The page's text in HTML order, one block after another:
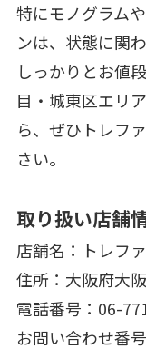
特にモノグラム
ンは、状態に関
しっかりとお値
目・城東区エリ
ら、ぜひトレフ
さい。
取り扱い店舗
店舗名：トレフ
住所：大阪府大
電話番号：06-
お問い合わせ番